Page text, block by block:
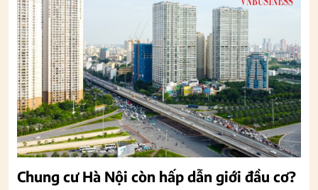
Chung cư Hà Nội còn hấp dẫn giới đầu cơ?